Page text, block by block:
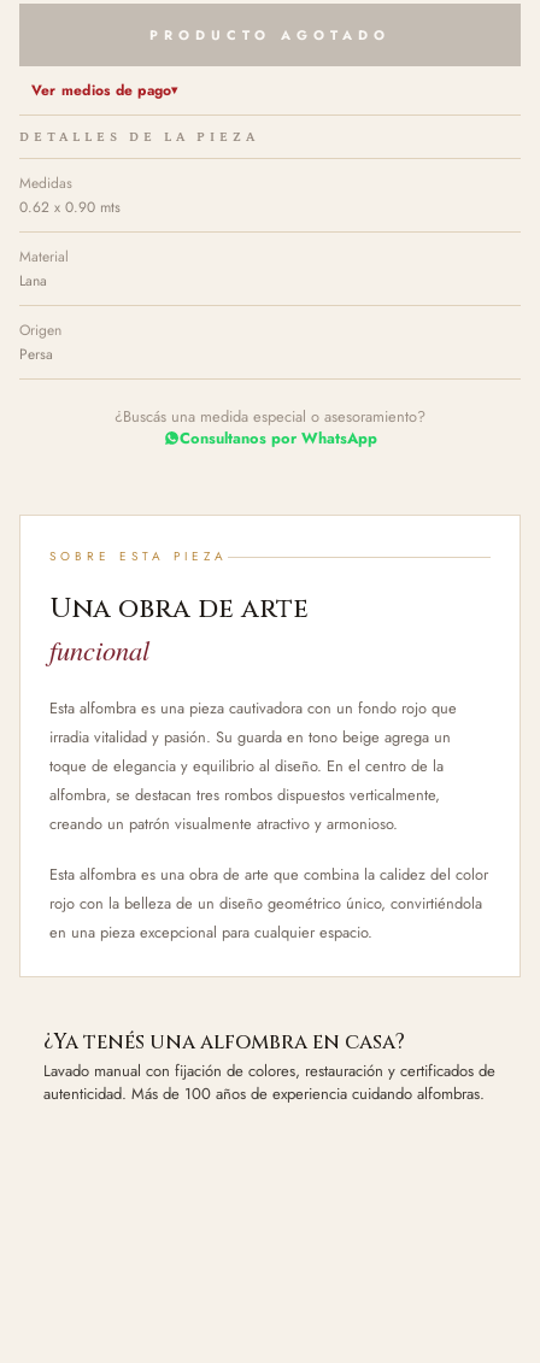
PRODUCTO AGOTADO
Ver medios de pago
DETALLES DE LA PIEZA
Medidas
0.62 x 0.90 mts
Material
Lana
Origen
Persa
¿Buscás una medida especial o asesoramiento?
Consultanos por WhatsApp
SOBRE ESTA PIEZA
Una obra de arte
funcional
Esta alfombra es una pieza cautivadora con un fondo rojo que
irradia vitalidad y pasión. Su guarda en tono beige agrega un
toque de elegancia y equilibrio al diseño. En el centro de la
alfombra, se destacan tres rombos dispuestos verticalmente,
creando un patrón visualmente atractivo y armonioso.
Esta alfombra es una obra de arte que combina la calidez del color
rojo con la belleza de un diseño geométrico único, convirtiéndola
en una pieza excepcional para cualquier espacio.
¿Ya tenés una alfombra en casa?
Lavado manual con fijación de colores, restauración y certificados de
autenticidad. Más de 100 años de experiencia cuidando alfombras.